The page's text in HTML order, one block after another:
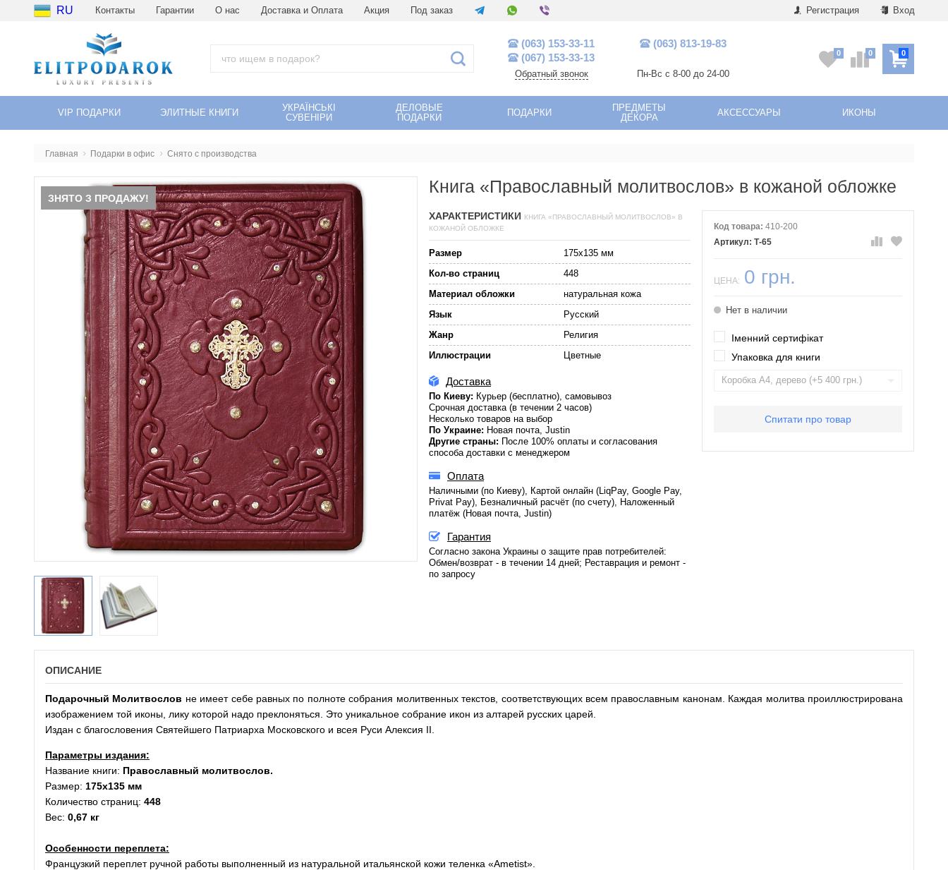
RU Контакты Гарантии О нас Доставка и Оплата Акция Под заказ Регистрация Вход
(063) 153-33-11
(067) 153-33-13
Обратный звонок
(063) 813-19-83
Пн-Вс с 8-00 до 24-00
0
0 0
VIP ПОДАРКИ ЭЛИТНЫЕ КНИГИ
УКРАЇНСЬКІ
СУВЕНІРИ
ДЕЛОВЫЕ
ПОДАРКИ
ПОДАРКИ
ПРЕДМЕТЫ
ДЕКОРА
АКСЕССУАРЫ ИКОНЫ
Главная Подарки в офис Снято с производства
ЗНЯТО З ПРОДАЖУ!
Книга «Православный молитвослов» в кожаной обложке
Код товара: 410-200
Т-65
ЦЕНА: 0 грн.
Нет в наличии
Іменний сертифікат
Упаковка для книги
Спитати про товар
ХАРАКТЕРИСТИКИ КНИГА «ПРАВОСЛАВНЫЙ МОЛИТВОСЛОВ» В
КОЖАНОЙ ОБЛОЖКЕ
Размер
175х135 мм
Кол-во страниц
448
Материал обложки
натуральная кожа
Язык
Русский
Жанр
Религия
Иллюстрации
Цветные
Доставка
По Киеву: Курьер (бесплатно), самовывоз
Срочная доставка (в течении 2 часов)
Несколько товаров на выбор
По Украине: Новая почта, Justin
Другие страны: После 100% оплаты и согласования
способа доставки с менеджером
Оплата
Наличными (по Киеву), Картой онлайн (LiqPay, Google Pay,
Privat Pay), Безналичный расчёт (по счету), Наложенный
платёж (Новая почта, Justin)
Гарантия
Согласно закона Украины о защите прав потребителей:
Обмен/возврат - в течении 14 дней; Реставрация и ремонт -
по запросу
ОПИСАНИЕ
Подарочный Молитвослов не имеет себе равных по полноте собрания молитвенных текстов, соответствующих всем православным канонам. Каждая молитва проиллюстрирована
изображением той иконы, лику которой надо преклоняться. Это уникальное собрание икон из алтарей русских царей.
Издан с благословения Святейшего Патриарха Московского и всея Руси Алексия II.
Параметры издания:
Название книги: Православный молитвослов.
Размер: 175х135 мм
Количество страниц: 448
Вес: 0,67 кг
Особенности переплета:
Французкий переплет ручной работы выполненный из натуральной итальянской кожи теленка «Ametist».